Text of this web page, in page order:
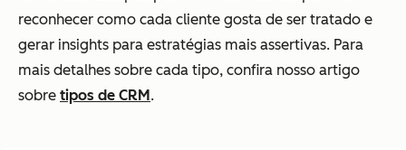
reconhecer como cada cliente gosta de ser tratado e
gerar insights para estratégias mais assertivas. Para
mais detalhes sobre cada tipo, confira nosso artigo
sobre tipos de CRM.